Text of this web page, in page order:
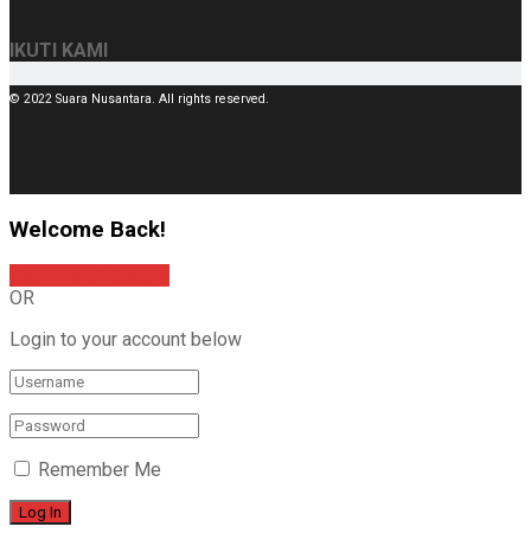
IKUTI KAMI
© 2022 Suara Nusantara. All rights reserved.
Welcome Back!
OR
Login to your account below
Remember Me